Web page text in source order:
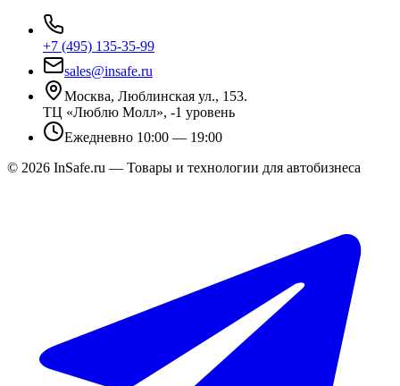
+7 (495) 135-35-99
sales@insafe.ru
Москва, Люблинская ул., 153.
ТЦ «Люблю Молл», -1 уровень
Ежедневно 10:00 — 19:00
© 2026 InSafe.ru — Товары и технологии для автобизнеса